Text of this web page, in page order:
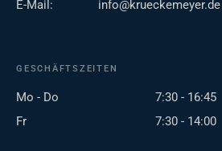
E-Mail:
info@krueckemeyer.de
GESCHÄFTSZEITEN
Mo - Do
7:30 - 16:45
Fr
7:30 - 14:00